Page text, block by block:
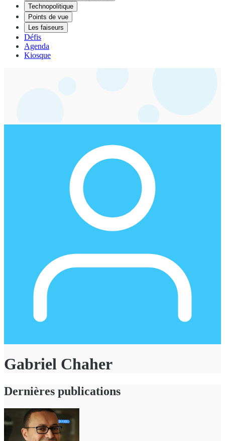
Technopolitique
Points de vue
Les faiseurs
Défis
Agenda
Kiosque
Gabriel Chaher
Dernières publications